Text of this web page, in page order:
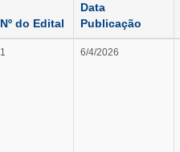
Nº do Edital
Data
Publicação
1 6/4/2026